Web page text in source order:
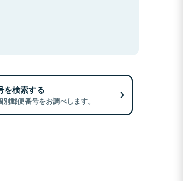
を検索する
郵便番号をお調べします。